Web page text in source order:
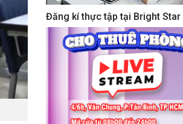
Đăng kí thực tập tại Bright Star